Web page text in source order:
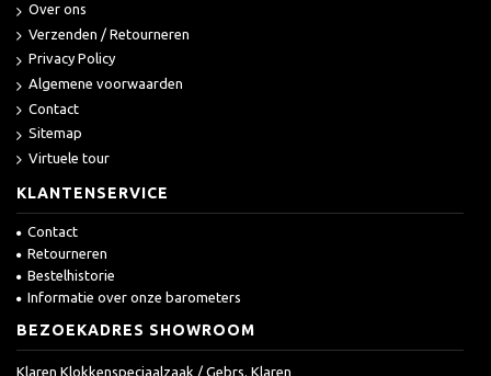
Over ons
Verzenden / Retourneren
Privacy Policy
Algemene voorwaarden
Contact
Sitemap
Virtuele tour
KLANTENSERVICE
Contact
Retourneren
Bestelhistorie
Informatie over onze barometers
BEZOEKADRES SHOWROOM
Klaren Klokkenspeciaalzaak / Gebrs. Klaren